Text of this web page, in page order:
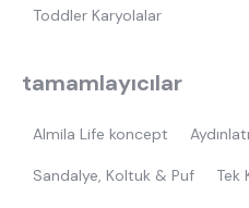
Toddler Karyolalar
tamamlayıcılar
Almila Life koncept
Sandalye, Koltuk & Puf Tek